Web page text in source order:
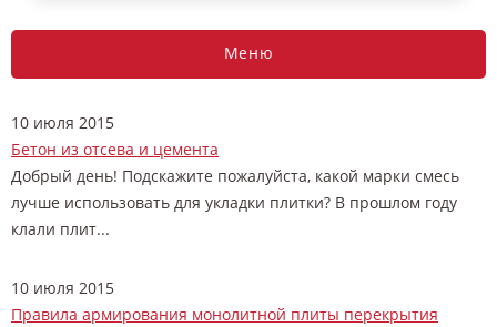
Меню
10 июля 2015
Бетон из отсева и цемента
Добрый день! Подскажите пожалуйста, какой марки смесь
лучше использовать для укладки плитки? В прошлом году
клали плит...
10 июля 2015
Правила армирования монолитной плиты перекрытия